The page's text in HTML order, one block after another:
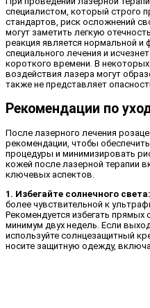
специалистом, который строго
стандартов, риск осложнений
могут заметить легкую
реакция является нормальной и
специального лечения и
короткого времени. В
воздействия лазера могут
также не представляет
Рекомендации по
После лазерного лечения
рекомендации, чтобы
процедуры и минимизировать
кожей после лазерной терапии
ключевых аспектов.
1. Избегайте солнечного света:
более чувствительной к
Рекомендуется избегать прямых
минимум двух недель. Если
используйте солнцезащитный
носите защитную одежду,